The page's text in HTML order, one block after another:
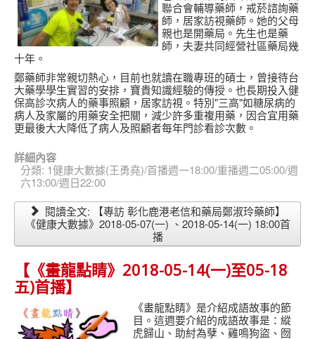
聯合會輔導藥師，戒菸諮詢藥
師，居家訪視藥師。她的父母
親也是開藥局。先生也是藥
師，夫妻共同經營社區藥局幾
十年。
鄭藥師非常親切熱心，目前也就讀在職專班的碩士，曾接待台
大藥學學生實習的安排，寶貴知識經驗的傳授。也長期投入健
保高診次病人的藥事照顧，居家訪視。特別"三高"如糖尿病的
病人及家屬的用藥安全把關，減少許多重複用藥，因合宜用藥
更最後大大降低了病人及照顧者每年門診看診次數。
詳細內容
分類: 1健康大數據(王勇堯)/首播週一18:00/重播週二05:00/週
六13:00/週日22:00
閱讀全文: 【專訪 彰化鹿港老信和藥局鄭淑玲藥師】
《健康大數據》2018-05-07(一) 、2018-05-14(一) 18:00首
播
【《畫龍點睛》2018-05-14(一)至05-18
五)首播】
《畫龍點睛》是介紹成語故事的節
目。這週要介紹的成語故事是：縱
虎歸山、助紂為孽、雞鳴狗盜、囫